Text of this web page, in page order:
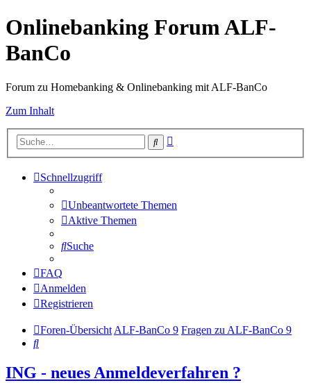
Onlinebanking Forum ALF-
BanCo
Forum zu Homebanking & Onlinebanking mit ALF-BanCo
Zum Inhalt
Suche
Schnellzugriff
Unbeantwortete Themen
Aktive Themen
Suche
FAQ
Anmelden
Registrieren
Foren-ÜbersichtALF-BanCo 9 Fragen zu ALF-BanCo 9
Suche
ING - neues Anmeldeverfahren ?